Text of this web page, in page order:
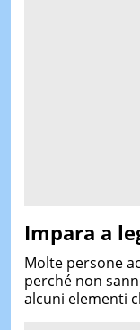
Impara a
Molte persone
perché non
alcuni elementi